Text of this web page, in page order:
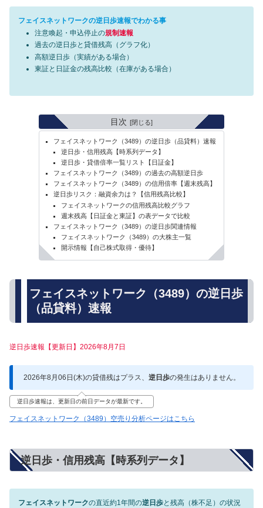
フェイスネットワークの逆日歩速報でわかる事
注意喚起・申込停止の規制速報
過去の逆日歩と貸借残高（グラフ化）
高額逆日歩（実績がある場合）
東証と日証金の残高比較（在庫がある場合）
目次
フェイスネットワーク（3489）の逆日歩（品貸料）速報
逆日歩・信用残高【時系列データ】
逆日歩・貸借倍率一覧リスト【日証金】
フェイスネットワーク（3489）の過去の高額逆日歩
フェイスネットワーク（3489）の信用倍率【週末残高】
逆日歩リスク：融資余力は？【信用残高比較】
フェイスネットワークの信用残高比較グラフ
週末残高【日証金と東証】の表データで比較
フェイスネットワーク（3489）の逆日歩関連情報
フェイスネットワーク（3489）の大株主一覧
開示情報【自己株式取得・優待】
フェイスネットワーク（3489）の逆日歩
（品貸料）速報
逆日歩速報【更新日】2026年8月7日
2026年8月06日(木)の貸借残はプラス、 逆日歩の発生はありません。
逆日歩速報は、更新日の前日データが最新です。
フェイスネットワーク（3489）空売り分析ページはこちら
逆日歩・信用残高【時系列データ】
フェイスネットワークの直近約1年間の逆日歩と残高（株不足）の状況